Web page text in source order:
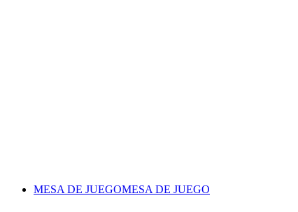
MESA DE JUEGOMESA DE JUEGO